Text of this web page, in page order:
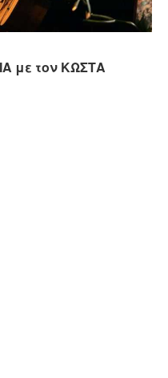
με τον ΚΩΣΤΑ